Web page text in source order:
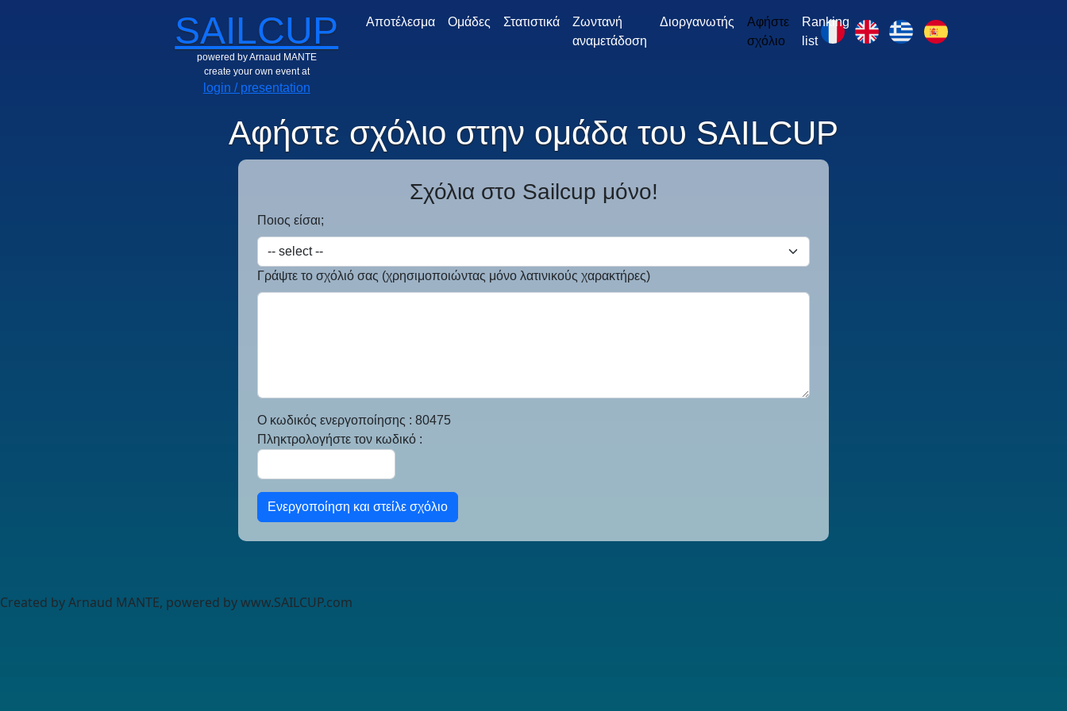
SAILCUP
powered by Arnaud MANTE
create your own event at
login / presentation
Αποτέλεσμα Ομάδες Στατιστικά
Ζωντανή
αναμετάδοση
Διοργανωτής
Αφήστε
σχόλιο
Ranking
list
Αφήστε σχόλιο στην ομάδα του SAILCUP
Σχόλια στο Sailcup μόνο!
Ποιος είσαι;
Γράψτε το σχόλιό σας (χρησιμοποιώντας μόνο λατινικούς χαρακτήρες)
Ο κωδικός ενεργοποίησης : 80475
Πληκτρολογήστε τον κωδικό :
Ενεργοποίηση και στείλε σχόλιο
Created by Arnaud MANTE, powered by www.SAILCUP.com